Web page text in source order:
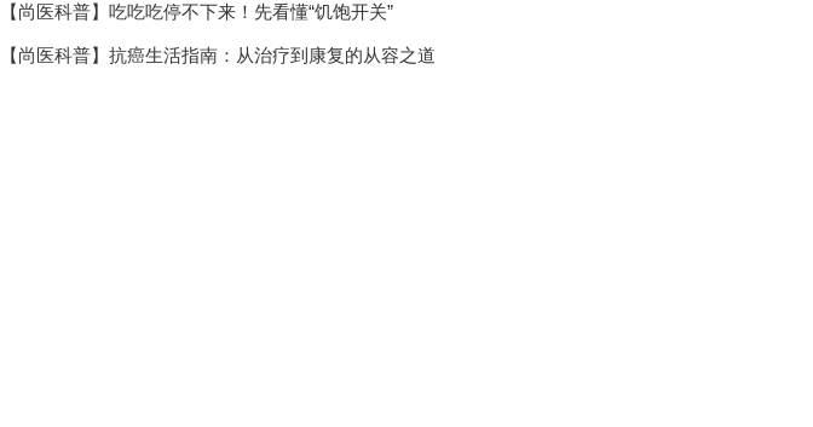
【尚医科普】吃吃吃停不下来！先看懂“饥饱开关”
【尚医科普】抗癌生活指南：从治疗到康复的从容之道